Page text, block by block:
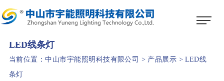
1
LED线条灯
当前位置：中山市宇能照明科技有限公司 > 产品展示 >LED线
条灯